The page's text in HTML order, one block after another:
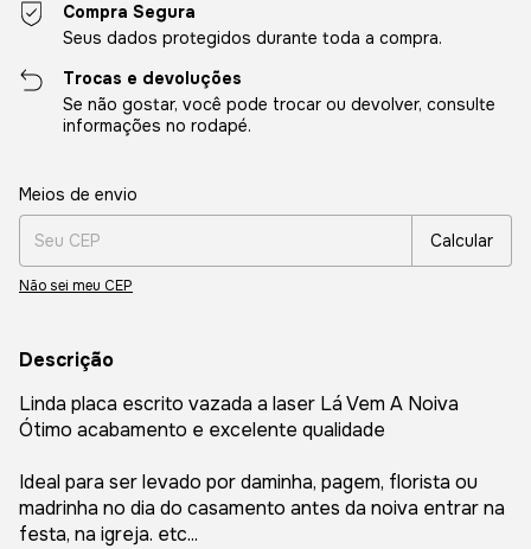
Compra Segura
Seus dados protegidos durante toda a compra.
Trocas e devoluções
Se não gostar, você pode trocar ou devolver, consulte
informações no rodapé.
Entregas para o CEP:
Meios de envio
Calcular
Não sei meu CEP
Descrição
Linda placa escrito vazada a laser Lá Vem A Noiva
Ótimo acabamento e excelente qualidade
Ideal para ser levado por daminha, pagem, florista ou
madrinha no dia do casamento antes da noiva entrar na
festa, na igreja. etc...